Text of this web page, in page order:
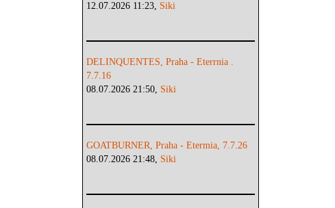
12.07.2026 11:23, Siki
DELINQUENTES, Praha - Eterrnia .
7.7.16
08.07.2026 21:50, Siki
GOATBURNER, Praha - Etermia, 7.7.26
08.07.2026 21:48, Siki